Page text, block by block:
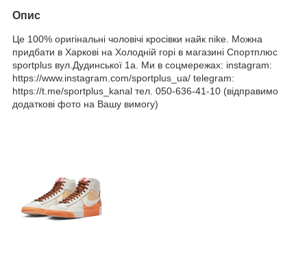
Опис
Це 100% оригінальні чоловічі кросівки найк nike. Можна
придбати в Харкові на Холодній горі в магазині Спортплюс
sportplus вул.Дудинської 1а. Ми в соцмережах: instagram:
https://www.instagram.com/sportplus_ua/ telegram:
https://t.me/sportplus_kanal тел. 050-636-41-10 (відправимо
додаткові фото на Вашу вимогу)